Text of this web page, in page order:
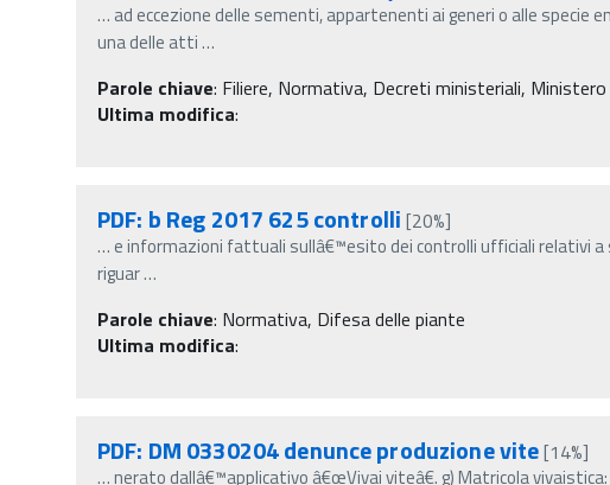
… ad eccezione delle sementi, appartenenti ai generi o alle specie
una delle atti…
Parole chiave: Filiere, Normativa, Decreti ministeriali,
Ultima modifica:
PDF: b Reg 2017 625 controlli [20%]
… e informazioni fattuali sullâ€™esito dei controlli ufficiali relativi a
riguar…
Parole chiave: Normativa, Difesa delle piante
Ultima modifica:
PDF: DM 0330204 denunce produzione vite[14%]
…nerato dallâ€™applicativo â€œVivai viteâ€. g) Matricola